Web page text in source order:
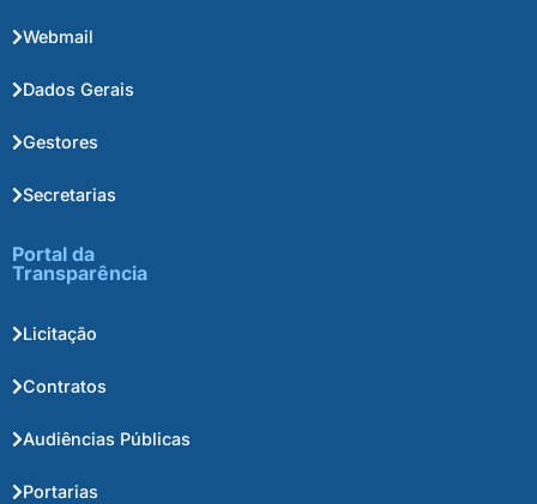
Webmail
Dados Gerais
Gestores
Secretarias
Portal da
Transparência
Licitação
Contratos
Audiências Públicas
Portarias